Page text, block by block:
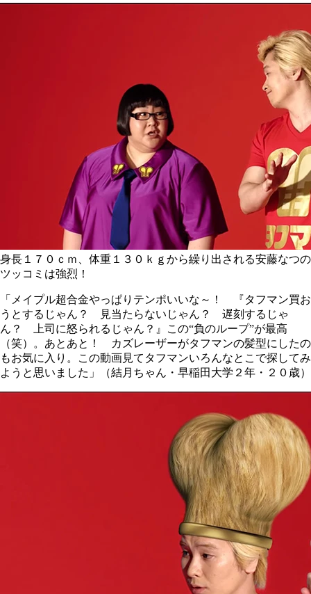
身長１７０ｃｍ、体重１３０ｋｇから繰り出される安藤なつの
ツッコミは強烈！
「メイプル超合金やっぱりテンポいいな～！ 『タフマン買お
うとするじゃん？ 見当たらないじゃん？ 遅刻するじゃ
ん？ 上司に怒られるじゃん？』この“負のループ”が最高
（笑）。あとあと！ カズレーザーがタフマンの髪型にしたの
もお気に入り。この動画見てタフマンいろんなとこで探してみ
ようと思いました」（結月ちゃん・早稲田大学２年・２０歳）